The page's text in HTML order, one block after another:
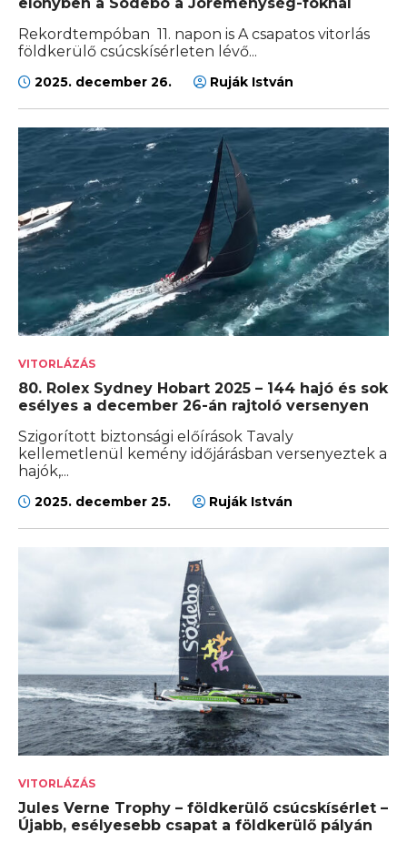
Rekordtempóban 11. napon is A csapatos vitorlás
földkerülő csúcskísérleten lévő...
2025. december 26. Ruják István
VITORLÁZÁS
80. Rolex Sydney Hobart 2025 – 144 hajó és sok
esélyes a december 26-án rajtoló versenyen
Szigorított biztonsági előírások Tavaly
kellemetlenül kemény időjárásban versenyeztek a
hajók,...
2025. december 25. Ruják István
VITORLÁZÁS
Jules Verne Trophy – földkerülő csúcskísérlet –
Újabb, esélyesebb csapat a földkerülő pályán